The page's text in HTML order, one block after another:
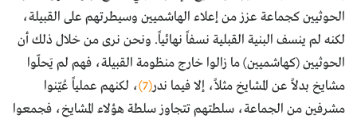
الحوثيين كجماعة عزز من إعلاء الهاشميين وسيطرتهم على القبيلة،
لكنه لم ينسف البنية القبلية نسفاً نهائياً. ونحن نرى من خلال ذلك أن
الحوثيين (كهاشميين) ما زالوا خارج منظومة القبيلة، فهم لم يَحلّوا
مشايخ بدلاً عن المشايخ مثلاً، إلا فيما ندر(7)
، لكنهم عملياً عُيّنوا
مشرفين من الجماعة، سلطتهم تتجاوز سلطة هؤلاء المشايخ، فجمعوا